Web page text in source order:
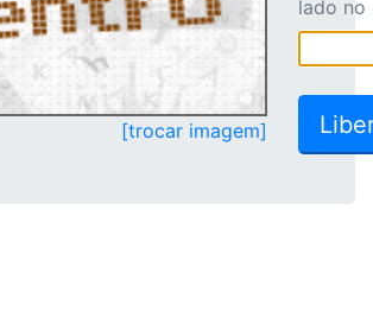
[trocar imagem]
lado no